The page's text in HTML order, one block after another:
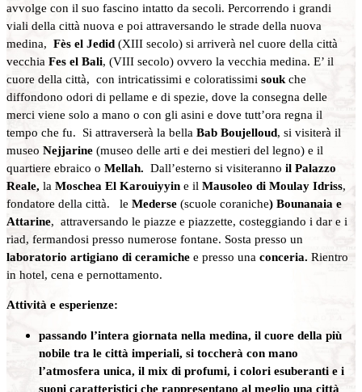
avvolge con il suo fascino intatto da secoli. Percorrendo i grandi
viali della città nuova e poi attraversando le strade della nuova
medina, Fès el Jedid (XIII secolo) si arriverà nel cuore della città
vecchia Fes el Bali, (VIII secolo) ovvero la vecchia medina. E’ il
cuore della città, con intricatissimi e coloratissimi souk che
diffondono odori di pellame e di spezie, dove la consegna delle
merci viene solo a mano o con gli asini e dove tutt’ora regna il
tempo che fu. Si attraverserà la bella Bab Boujelloud, si visiterà il
museo Nejjarine (museo delle arti e dei mestieri del legno) e il
quartiere ebraico o Mellah. Dall’esterno si visiteranno il Palazzo
Reale, la Moschea El Karouiyyin e il Mausoleo di Moulay Idriss,
fondatore della città. le Mederse (scuole coraniche) Bounanaia e
Attarine, attraversando le piazze e piazzette, costeggiando i dar e i
riad, fermandosi presso numerose fontane. Sosta presso un
laboratorio artigiano di ceramiche e presso una conceria. Rientro
in hotel, cena e pernottamento.
Attività e esperienze:
passando l’intera giornata nella medina, il cuore della più
nobile tra le città imperiali, si toccherà con mano
l’atmosfera unica, il mix di profumi, i colori esuberanti e i
suoni caratteristici che rappresentano al meglio una città